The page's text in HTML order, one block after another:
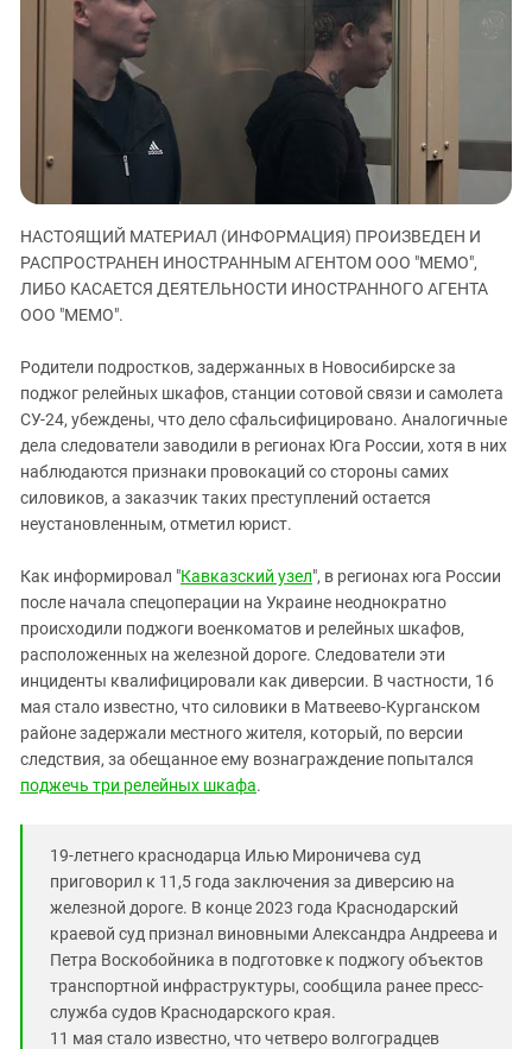
КАВКАЗ ЗА ПАЛЕСТИНУ
ИНАКОМЫСЛИЕ В ЧЕЧНЕ
ПРЕСЛЕДОВАНИЕ АКТИВИСТОВ
МОБИЛИЗАЦИЯ И ПРОТЕСТЫ
Дагестан
Ингушетия
Кабардино-Балкария
Калмыкия
Карачаево-Черкесия
Краснодарский край
Нагорный Карабах
Ростовская область
СКФО
Ставропольский край
Чечня
Южная Осетия
Южный Кавказ
ЮФО
НАСТОЯЩИЙ МАТЕРИАЛ (ИНФОРМАЦИЯ) ПРОИЗВЕДЕН И
РАСПРОСТРАНЕН ИНОСТРАННЫМ АГЕНТОМ ООО "МЕМО",
ЛИБО КАСАЕТСЯ ДЕЯТЕЛЬНОСТИ ИНОСТРАННОГО АГЕНТА
ООО "МЕМО".
Родители подростков, задержанных в Новосибирске за
поджог релейных шкафов, станции сотовой связи и самолета
СУ-24, убеждены, что дело сфальсифицировано. Аналогичные
дела следователи заводили в регионах Юга России, хотя в них
наблюдаются признаки провокаций со стороны самих
силовиков, а заказчик таких преступлений остается
неустановленным, отметил юрист.
Как информировал "Кавказский узел", в регионах юга России
после начала спецоперации на Украине неоднократно
происходили поджоги военкоматов и релейных шкафов,
расположенных на железной дороге. Следователи эти
инциденты квалифицировали как диверсии. В частности, 16
мая стало известно, что силовики в Матвеево-Курганском
районе задержали местного жителя, который, по версии
следствия, за обещанное ему вознаграждение попытался
поджечь три релейных шкафа.
19-летнего краснодарца Илью Мироничева суд
приговорил к 11,5 года заключения за диверсию на
железной дороге. В конце 2023 года Краснодарский
краевой суд признал виновными Александра Андреева и
Петра Воскобойника в подготовке к поджогу объектов
транспортной инфраструктуры, сообщила ранее пресс-
служба судов Краснодарского края.
11 мая стало известно, что четверо волгоградцев